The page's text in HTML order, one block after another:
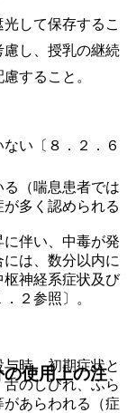
して保存するこ
すること。
（喘息患者では
多く認められる
使用上の注
し、授乳の継続
い〔８．２．６
伴い、中毒が発
は、数分以内に
神経系症状及び
２参照〕。
時、初期症状と
のしびれ、ふら
あらわれる（症